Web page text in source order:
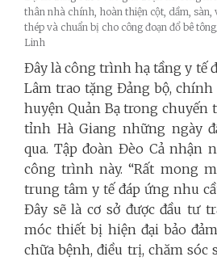
thân nhà chính, hoàn thiện cột, dầm, sàn,
thép và chuẩn bị cho công đoạn đổ bê
Linh
Đây là công trình hạ tầng y tế
Lâm trao tặng Đảng bộ, chính
huyện Quản Bạ trong chuyến
tỉnh Hà Giang những ngày
qua. Tập đoàn Đèo Cả nhận
công trình này. “Rất mong
trung tâm y tế đáp ứng nhu
Đây sẽ là cơ sở được đầu tư
móc thiết bị hiện đại bảo
chữa bệnh, điều trị, chăm sóc